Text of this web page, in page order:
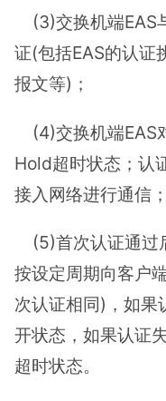
(3)交换机端EAS
证(包括EAS的认证
报文等)；
(4)交换机端EAS
Hold超时状态；认
接入网络进行通信；
(5)首次认证通过
按设定周期向客户
次认证相同)，如果
开状态，如果认证
超时状态。